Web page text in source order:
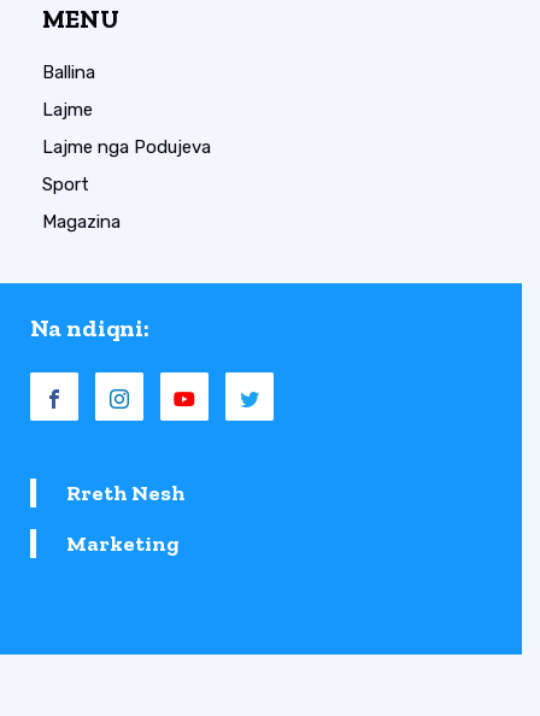
MENU
Ballina
Lajme
Lajme nga Podujeva
Sport
Magazina
Na ndiqni:
Rreth Nesh
Marketing